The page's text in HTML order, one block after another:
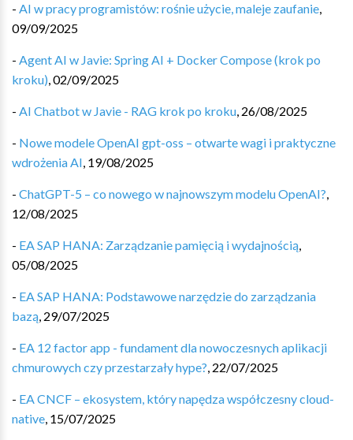
- AI w pracy programistów: rośnie użycie, maleje zaufanie,
09/09/2025
- Agent AI w Javie: Spring AI + Docker Compose (krok po
kroku),02/09/2025
- AI Chatbot w Javie - RAG krok po kroku, 26/08/2025
- Nowe modele OpenAI gpt-oss – otwarte wagi i praktyczne
wdrożenia AI, 19/08/2025
- ChatGPT-5 – co nowego w najnowszym modelu OpenAI?,
12/08/2025
- EA SAP HANA: Zarządzanie pamięcią i wydajnością,
05/08/2025
- EA SAP HANA: Podstawowe narzędzie do zarządzania
bazą, 29/07/2025
- EA 12 factor app - fundament dla nowoczesnych aplikacji
chmurowych czy przestarzały hype?, 22/07/2025
- EA CNCF – ekosystem, który napędza współczesny cloud-
native, 15/07/2025